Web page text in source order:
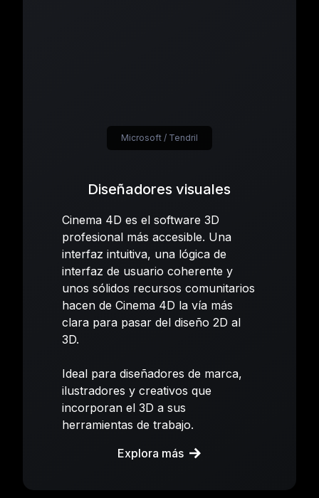
Diseñadores visuales
Cinema 4D es el software 3D
profesional más accesible. Una
interfaz intuitiva, una lógica de
interfaz de usuario coherente y
unos sólidos recursos comunitarios
hacen de Cinema 4D la vía más
clara para pasar del diseño 2D al
3D.
Ideal para diseñadores de marca,
ilustradores y creativos que
incorporan el 3D a sus
herramientas de trabajo.
Explora más
Microsoft / Tendril